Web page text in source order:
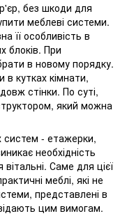
без шкоди для
меблеві системи.
її особливість в
блоків. При
в новому порядку.
кутках кімнати,
стінки. По суті,
який можна
систем - етажерки,
необхідність
Саме для цієї
меблі, які не
представлені в
цим вимогам.